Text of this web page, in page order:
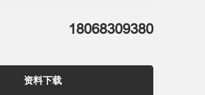
18068309380
资料下载